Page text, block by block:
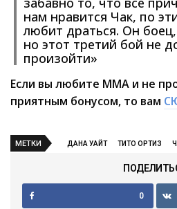
нам нравится Чак, по
любит драться. Он
но этот третий бой не
произойти»
Если вы любите ММА и не
приятным бонусом, то вам
МЕТКИ ДАНА УАЙТ ТИТО ОРТИЗ
0